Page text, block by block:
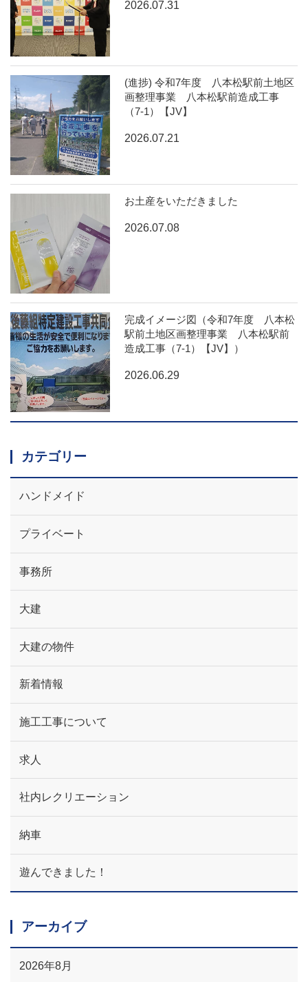
2026.07.31
(進捗) 令和7年度 八本松駅前土地区
画整理事業 八本松駅前造成工事
（7-1）【JV】
2026.07.21
お土産をいただきました
2026.07.08
完成イメージ図（令和7年度 八本松
駅前土地区画整理事業 八本松駅前
造成工事（7-1）【JV】）
2026.06.29
カテゴリー
ハンドメイド
プライベート
事務所
大建
大建の物件
新着情報
施工工事について
求人
社内レクリエーション
納車
遊んできました！
アーカイブ
2026年8月